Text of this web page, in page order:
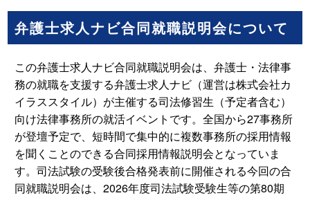
弁護士求人ナビ合同就職説明会について
この弁護士求人ナビ合同就職説明会は、弁護士・法律事
務の就職を支援する弁護士求人ナビ（運営は株式会社カ
イラススタイル）が主催する司法修習生（予定者含む）
向け法律事務所の就活イベントです。全国から27事務所
が登壇予定で、短時間で集中的に複数事務所の採用情報
を聞くことのできる合同採用情報説明会となっていま
す。司法試験の受験後合格発表前に開催される今回の合
同就職説明会は、2026年度司法試験受験生等の第80期